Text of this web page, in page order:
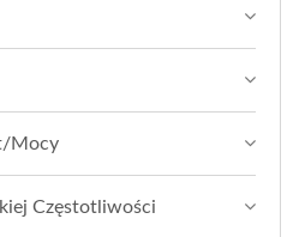
Mocy
Częstotliwości